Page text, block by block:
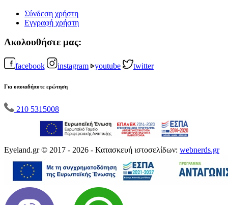
Σύνδεση χρήστη
Εγγραφή χρήστη
Ακολουθήστε μας:
facebook instagram youtube twitter
Για οποιαδήποτε ερώτηση
210 5315008
Eyeland.gr © 2017 - 2026 - Κατασκευή ιστοσελίδων: webnerds.gr